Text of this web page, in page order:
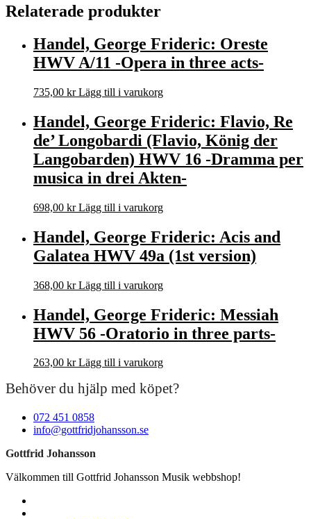
Relaterade produkter
Handel, George Frideric: Oreste
HWV A/11 -Opera in three acts-
735,00 kr Lägg till i varukorg
Handel, George Frideric: Flavio, Re
de’ Longobardi (Flavio, König der
Langobarden) HWV 16 -Dramma per
musica in drei Akten-
698,00 kr Lägg till i varukorg
Handel, George Frideric: Acis and
Galatea HWV 49a (1st version)
368,00 kr Lägg till i varukorg
Handel, George Frideric: Messiah
HWV 56 -Oratorio in three parts-
263,00 kr Lägg till i varukorg
Behöver du hjälp med köpet?
072 451 0858
info@gottfridjohansson.se
Gottfrid Johansson
Välkommen till Gottfrid Johansson Musik webbshop!